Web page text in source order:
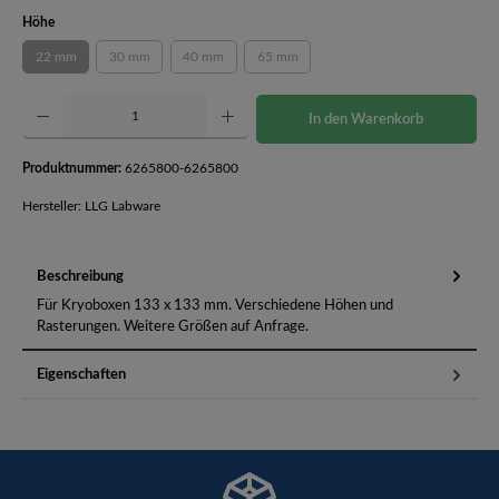
Höheauswählen
22 mm(Diese Option ist zurzeit nicht verfügbar.)
30 mm(Diese Option ist zurzeit nicht verfügbar.)
40 mm(Diese Option ist zurzeit nicht verfügbar.)
65 mm(Diese Option ist zurzeit nicht
Produkt Anzahl: Gib den gewünschten Wert ein oder benutze die Schaltflächen um die
In den Warenkorb
Produktnummer: 6265800-6265800
Hersteller: LLG Labware
Beschreibung
Für Kryoboxen 133 x 133 mm. Verschiedene Höhen und
Rasterungen. Weitere Größen auf Anfrage.
Eigenschaften